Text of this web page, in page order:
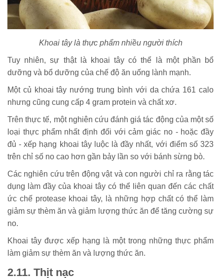
Khoai tây là thực phẩm nhiều người thích
Tuy nhiên, sự thật là khoai tây có thể là một phần bổ
dưỡng và bổ dưỡng của chế độ ăn uống lành mạnh.
Một củ khoai tây nướng trung bình với da chứa 161 calo
nhưng cũng cung cấp 4 gram protein và chất xơ.
Trên thực tế, một nghiên cứu đánh giá tác động của một số
loại thực phẩm nhất định đối với cảm giác no - hoặc đầy
đủ - xếp hạng khoai tây luộc là đầy nhất, với điểm số 323
trên chỉ số no cao hơn gần bảy lần so với bánh sừng bò.
Các nghiên cứu trên động vật và con người chỉ ra rằng tác
dụng làm đầy của khoai tây có thể liên quan đến các chất
ức chế protease khoai tây, là những hợp chất có thể làm
giảm sự thèm ăn và giảm lượng thức ăn để tăng cường sự
no.
Khoai tây được xếp hạng là một trong những thực phẩm
làm giảm sự thèm ăn và lượng thức ăn.
2.11. Thịt nạc